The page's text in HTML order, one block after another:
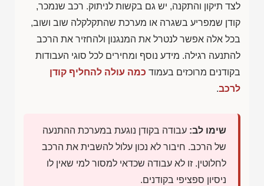
לצד תיקון והתקנה, יש גם בקשות לניתוק. רכב שנמכר,
קודן שמפריע בשגרה או מערכת שהתקלקלה שוב ושוב,
בכל אלה אפשר לנטרל את המנגנון ולהחזיר את הרכב
להתנעה רגילה. מידע נוסף ומחירים לכל סוגי העבודות
בקודנים מרוכזים בעמוד כמה עולה להחליף קודן
לרכב.
שימו לב: עבודה בקודן נוגעת במערכת ההתנעה
של הרכב. חיבור לא נכון עלול להשבית את הרכב
לחלוטין. זו לא עבודה שכדאי למסור למי שאין לו
ניסיון ספציפי בקודנים.